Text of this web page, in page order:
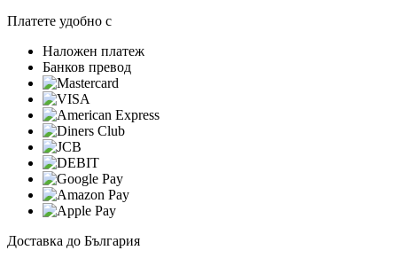
Платете удобно с
Наложен платеж
Банков превод
Доставка до България